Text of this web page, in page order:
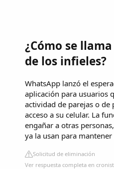
¿Cómo se
de los infieles?
WhatsApp lanzó el
aplicación para usuarios
actividad de parejas o de
acceso a su celular. La
engañar a otras
ya la usan para
Solicitud de eliminación
Ver respuesta completa en